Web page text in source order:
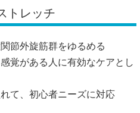
トレッチ
節外旋筋群をゆるめる
覚がある人に有効なケアとし
て、初心者ニーズに対応